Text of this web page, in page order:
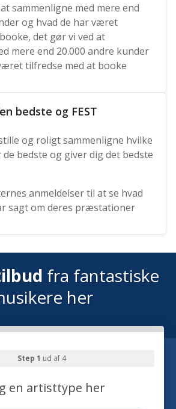
sammenligne med mere end
og hvad de har været
det gør vi ved at
mere end 20.000 andre kunder
tilfredse med at booke
bedste og FEST
og roligt sammenligne hvilke
bedste og giver dig det bedste
anmeldelser til at se hvad
sagt om deres præstationer
fra fantastiske
her
Step 1 ud af 4
en artisttype her